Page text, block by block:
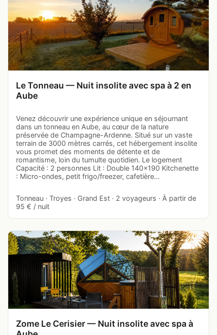
Le Tonneau — Nuit insolite avec spa à 2 en
Aube
Venez découvrir une expérience unique en séjournant
dans un tonneau en Aube, au cœur de la nature
préservée de Champagne-Ardenne. Situé sur un vaste
terrain de 3000 mètres carrés, cet hébergement insolite
vous promet des moments de détente et de
romantisme, loin du tumulte quotidien. Le logement
Capacité : 2 personnes Lit : Double 140x190 Kitchenette
: Micro-ondes, petit frigo/freezer, cafetière…
Tonneau · Troyes · Grand Est · 2 voyageurs · À partir de
95 € / nuit
Zome Le Cerisier — Nuit insolite avec spa à